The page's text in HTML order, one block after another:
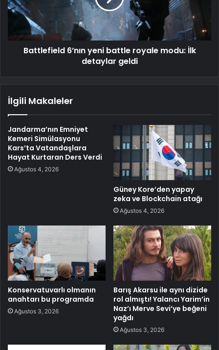
Battlefield 6’nın yeni battle royale modu: İlk
detaylar geldi
İlgili Makaleler
Jandarma’nın Emniyet
Kemeri Simülasyonu
Kars’ta Vatandaşlara
Hayat Kurtaran Ders Verdi
Ağustos 4, 2026
Güney Kore’den yapay
zeka ve Blockchain atağı
Ağustos 4, 2026
Konservatuvarlı olmanın
anahtarı bu programda
Ağustos 3, 2026
Barış Akarsu ile aynı dizide
rol almıştı! Yalancı Yarim’in
Naz’ı Merve Sevi’ye beğeni
yağdı
Ağustos 3, 2026